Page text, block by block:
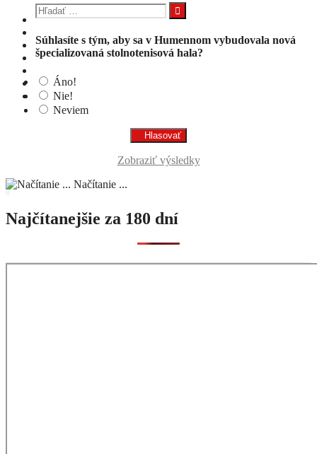
Hľadať:
Súhlasíte s tým, aby sa v Humennom vybudovala nová
špecializovaná stolnotenisová hala?
Áno!
Nie!
Neviem
Zobraziť výsledky
Načítanie ...
Najčítanejšie za 180 dní